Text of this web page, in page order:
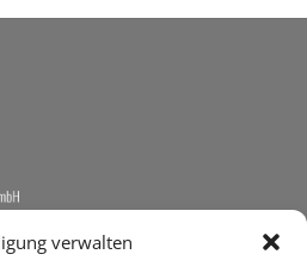
verwalten
Höfen die 1. Adresse, wenn es